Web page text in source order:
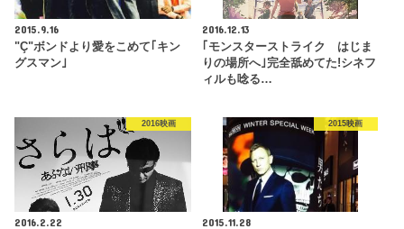
2015.9.16
"Ç"ボンドより愛をこめて｢キン
グスマン｣
2016.12.13
｢モンスターストライク はじま
りの場所へ｣完全舐めてた!シネフ
ィルも唸る…
2016映画
2016.2.22
2015映画
2015.11.28